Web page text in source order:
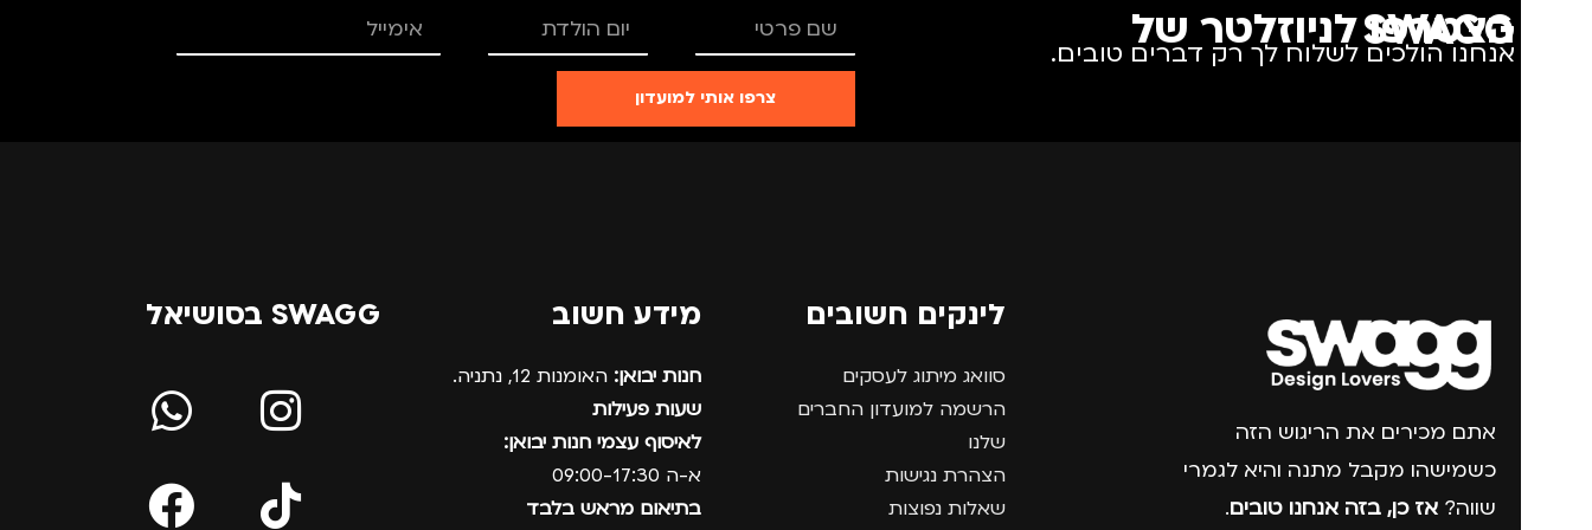
הצטרפו לניוזלטר של SWAGG
אנחנו הולכים לשלוח לך רק דברים טובים.
צרפו אותי למועדון
אתם מכירים את הריגוש הזה
כשמישהו מקבל מתנה והיא לגמרי
שווה? אז כן, בזה אנחנו טובים.
לינקים חשובים
סוואג מיתוג לעסקים
הרשמה למועדון החברים
שלנו
הצהרת נגישות
שאלות נפוצות
מידע חשוב
חנות יבואן: האומנות 12, נתניה.
שעות פעילות
לאיסוף עצמי חנות יבואן:
א-ה 09:00-17:30
בתיאום מראש בלבד
SWAGG בסושיאל